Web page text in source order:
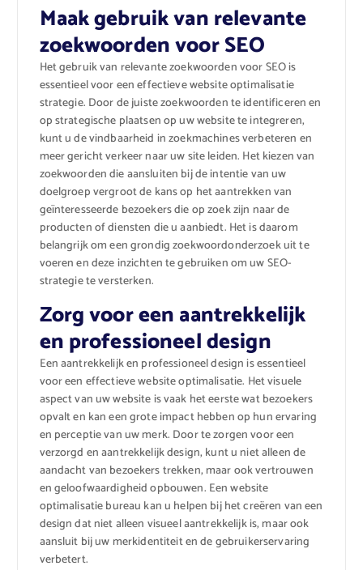
Maak gebruik van relevante
zoekwoorden voor SEO
Het gebruik van relevante zoekwoorden voor SEO is
essentieel voor een effectieve website optimalisatie
strategie. Door de juiste zoekwoorden te identificeren en
op strategische plaatsen op uw website te integreren,
kunt u de vindbaarheid in zoekmachines verbeteren en
meer gericht verkeer naar uw site leiden. Het kiezen van
zoekwoorden die aansluiten bij de intentie van uw
doelgroep vergroot de kans op het aantrekken van
geïnteresseerde bezoekers die op zoek zijn naar de
producten of diensten die u aanbiedt. Het is daarom
belangrijk om een grondig zoekwoordonderzoek uit te
voeren en deze inzichten te gebruiken om uw SEO-
strategie te versterken.
Zorg voor een aantrekkelijk
en professioneel design
Een aantrekkelijk en professioneel design is essentieel
voor een effectieve website optimalisatie. Het visuele
aspect van uw website is vaak het eerste wat bezoekers
opvalt en kan een grote impact hebben op hun ervaring
en perceptie van uw merk. Door te zorgen voor een
verzorgd en aantrekkelijk design, kunt u niet alleen de
aandacht van bezoekers trekken, maar ook vertrouwen
en geloofwaardigheid opbouwen. Een website
optimalisatie bureau kan u helpen bij het creëren van een
design dat niet alleen visueel aantrekkelijk is, maar ook
aansluit bij uw merkidentiteit en de gebruikerservaring
verbetert.